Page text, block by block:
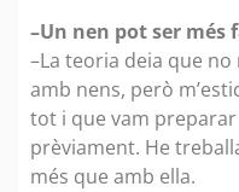
–Un nen pot ser més
–La teoria deia que
amb nens, però
tot i que vam
prèviament. He
més que amb ella.